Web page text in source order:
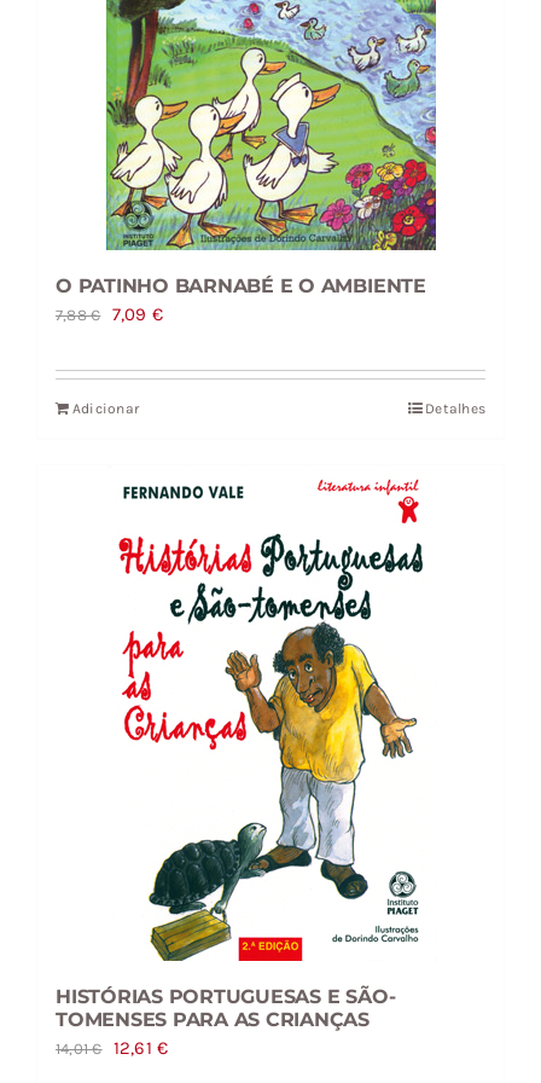
O PATINHO BARNABÉ E O AMBIENTE
7,88€
O
original
era:
7,09 €O
atual
Adicionar Detalhes
HISTÓRIAS PORTUGUESAS E SÃO-
TOMENSES PARA AS CRIANÇAS
14,01€
O
12,61€O